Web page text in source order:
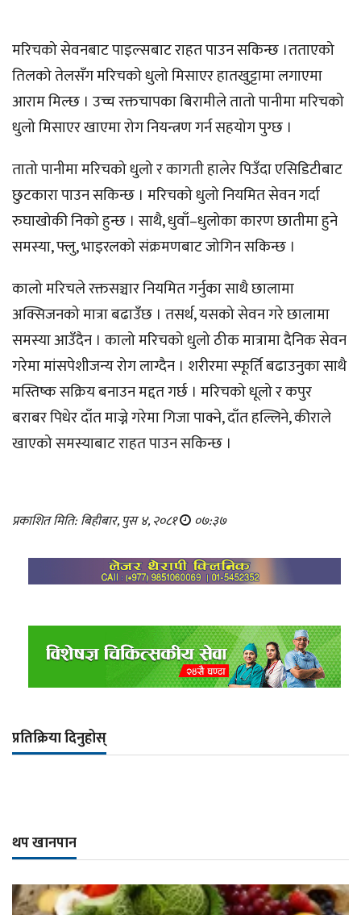
मरिचको सेवनबाट पाइल्सबाट राहत पाउन सकिन्छ ।तताएको
तिलको तेलसँग मरिचको धुलो मिसाएर हातखुट्टामा लगाएमा
आराम मिल्छ । उच्च रक्तचापका बिरामीले तातो पानीमा मरिचको
धुलो मिसाएर खाएमा रोग नियन्त्रण गर्न सहयोग पुग्छ ।
तातो पानीमा मरिचको धुलो र कागती हालेर पिउँदा एसिडिटीबाट
छुटकारा पाउन सकिन्छ । मरिचको धुलो नियमित सेवन गर्दा
रुघाखोकी निको हुन्छ । साथै, धुवाँ–धुलोका कारण छातीमा हुने
समस्या, फ्लु, भाइरलको संक्रमणबाट जोगिन सकिन्छ ।
कालो मरिचले रक्तसञ्चार नियमित गर्नुका साथै छालामा
अक्सिजनको मात्रा बढाउँछ । तसर्थ, यसको सेवन गरे छालामा
समस्या आउँदैन । कालो मरिचको धुलो ठीक मात्रामा दैनिक सेवन
गरेमा मांसपेशीजन्य रोग लाग्दैन । शरीरमा स्फूर्ति बढाउनुका साथै
मस्तिष्क सक्रिय बनाउन मद्दत गर्छ । मरिचको धूलो र कपुर
बराबर पिधेर दाँत माज्ने गरेमा गिजा पाक्ने, दाँत हल्लिने, कीराले
खाएको समस्याबाट राहत पाउन सकिन्छ ।
प्रकाशित मिति: बिहीबार, पुस ४, २०८१ ०७:३७
प्रतिक्रिया दिनुहोस्
थप खानपान